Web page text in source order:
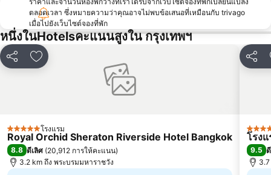
เอ็มอาร์ที สีลม
บีทีเอส อ่อนนุช
บีทีเอส ราชเทวี
เซ็นทรัลเวิลด์
สนามหลวง
MRT พระราม 9
บีทีเอส สะพานควาย
ดรีมเวิลด์
บีทีเอส อนุสาวรีย์ชัยสมรภูมิ
บีทีเอส พระโขนง
ตลอดเวลา ซึ่งหมายความว่าคุณอาจไม่พบข้อเสนอที่เหมือนกับ trivago
เมื่อไปยังเว็บไซต์จองที่พัก
หนึ่งในHotelsคะแนนสูงใน กรุงเทพฯ
แชร์ เพิ่มในรายการโปรด
5 ดาว โรงแรม
Royal Orchid Sheraton Riverside Hotel Bangkok
8.8 ดีเลิศ (20,912 การให้คะแนน)
3.2 km ถึง พระบรมมหาราชวัง
แชร์
5 ดาว
โรง
9.5